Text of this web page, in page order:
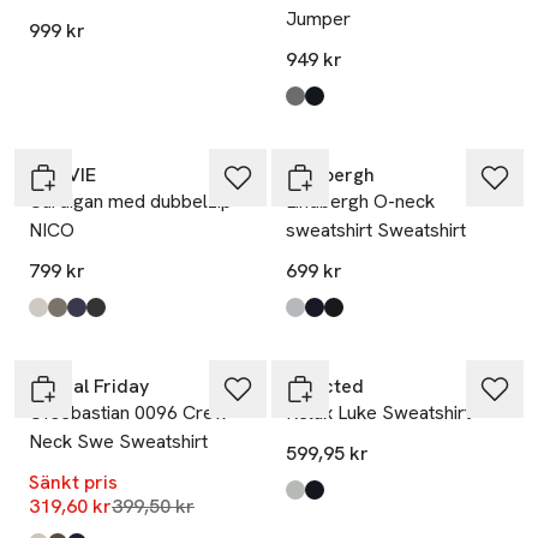
999 kr
Jumper
949 kr
Produkten finns i färgerna:
Mid Grey Marl
Dark Navy
NORVIE
Cardigan med dubbelzip
NICO
799 kr
Produkten finns i färgerna:
Stone,
Mole Mel
Navy,
Brown Melange
Lindbergh
Lindbergh O-neck
sweatshirt Sweatshirt
699 kr
Produkten finns i färgerna:
Grey Mel
Navy,
Black,
Casual Friday
Cfsebastian 0096 Crew
Neck Swe Sweatshirt
Sänkt pris
319,60 krLägsta pris 30 dagar
399,50 kr
Selected
Relax Luke Sweatshirt
599,95 kr
Produkten finns i färgerna:
Light Grey Melange
Dark Sapphire